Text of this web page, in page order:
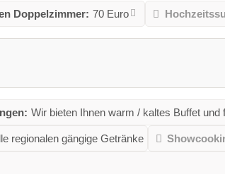
Doppelzimmer: 70 Euro
Wir bieten Ihnen warm / kaltes Buffet
regionalen gängige Getränke